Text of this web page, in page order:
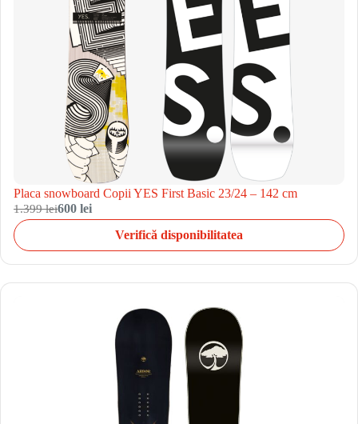
Placa snowboard Copii YES First Basic 23/24 – 142 cm
1.399 lei600 lei
Verifică disponibilitatea